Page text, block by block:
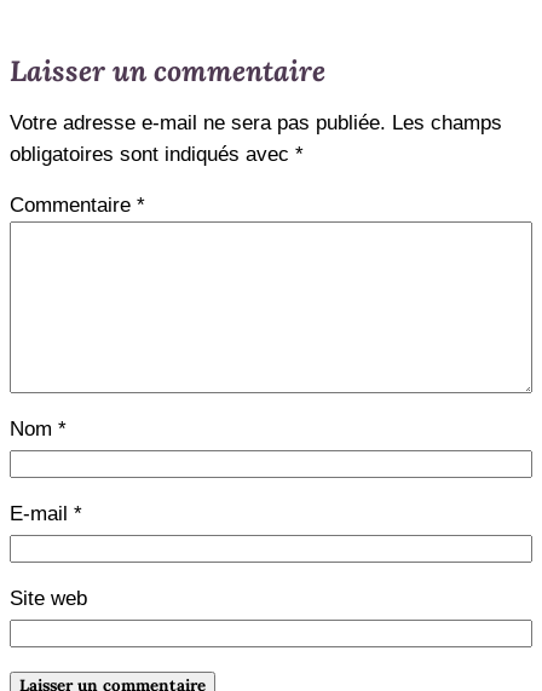
Laisser un commentaire
Votre adresse e-mail ne sera pas publiée. Les champs
obligatoires sont indiqués avec *
Commentaire *
Nom *
E-mail *
Site web